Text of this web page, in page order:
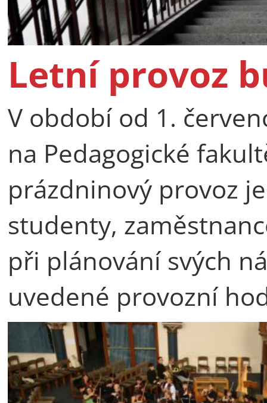
Letní provoz
V období od 1.
na Pedagogické
prázdninový provoz
studenty,
při plánování svých
uvedené provozní